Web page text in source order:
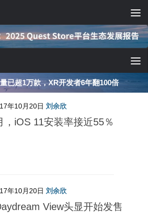
已超1万款，XR开发者6年翻100倍
年10月20日 刘余欣
，iOS 11安装率接近55％
年10月20日 刘余欣
View头显开始发售